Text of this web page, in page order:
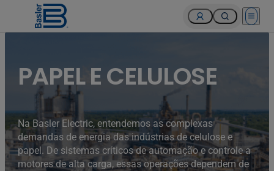
Open
PAPEL E CELULOSE
Na Basler Electric, entendemos as complexas
demandas de energia das indústrias de celulose e
papel. De sistemas críticos de automação e controle a
motores de alta carga, essas operações dependem de